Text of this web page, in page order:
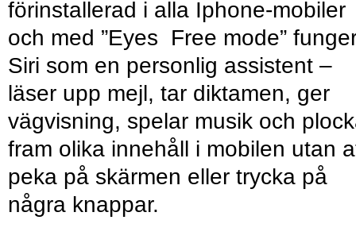
förinstallerad i alla Iphone-mobiler
och med ”Eyes Free mode”
Siri som en personlig assistent –
läser upp mejl, tar diktamen, ger
vägvisning, spelar musik och
fram olika innehåll i mobilen utan
peka på skärmen eller trycka på
några knappar.